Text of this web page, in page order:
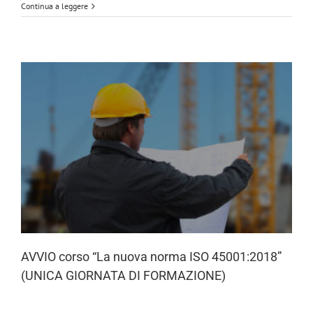
Continua a leggere
AVVIO corso “La nuova norma ISO 45001:2018”
(UNICA GIORNATA DI FORMAZIONE)